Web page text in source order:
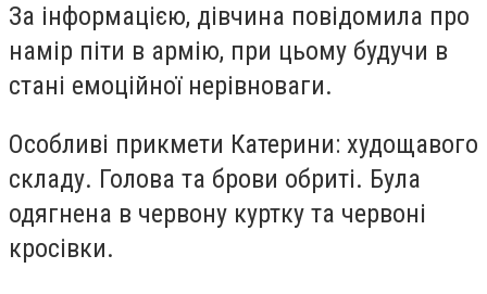
За інформацією, дівчина повідомила про
намір піти в армію, при цьому будучи в
стані емоційної нерівноваги.
Особливі прикмети Катерини: худощавого
складу. Голова та брови обриті. Була
одягнена в червону куртку та червоні
кросівки.